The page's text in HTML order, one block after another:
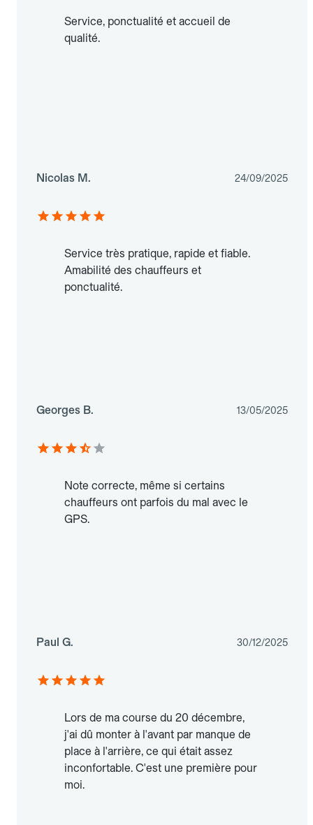
Service, ponctualité et accueil de
qualité.
Nicolas M. 24/09/2025
Service très pratique, rapide et fiable.
Amabilité des chauffeurs et
ponctualité.
Georges B. 13/05/2025
Note correcte, même si certains
chauffeurs ont parfois du mal avec le
GPS.
Paul G. 30/12/2025
Lors de ma course du 20 décembre,
j'ai dû monter à l'avant par manque de
place à l'arrière, ce qui était assez
inconfortable. C'est une première pour
moi.